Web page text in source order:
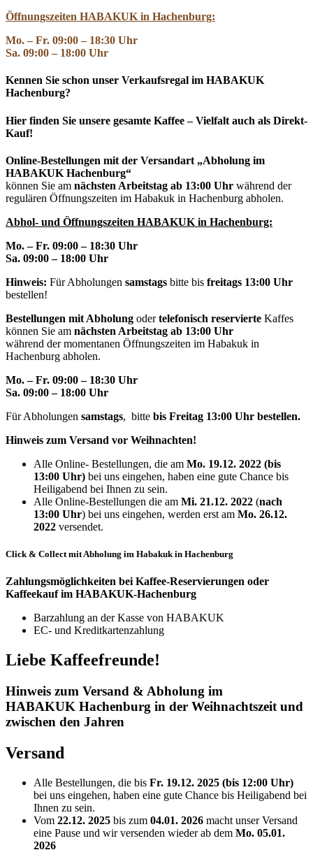
Öffnungszeiten HABAKUK in Hachenburg:
Mo. – Fr. 09:00 – 18:30 Uhr
Sa. 09:00 – 18:00 Uhr
Kennen Sie schon unser Verkaufsregal im HABAKUK
Hachenburg?
Hier finden Sie unsere gesamte Kaffee – Vielfalt auch als Direkt-
Kauf!
Online-Bestellungen mit der Versandart „Abholung im
HABAKUK Hachenburg“
können Sie am nächsten Arbeitstag ab 13:00 Uhr während der
regulären Öffnungszeiten im Habakuk in Hachenburg abholen.
Abhol- und Öffnungszeiten HABAKUK in Hachenburg:
Mo. – Fr. 09:00 – 18:30 Uhr
Sa. 09:00 – 18:00 Uhr
Hinweis: Für Abholungen samstags bitte bis freitags 13:00 Uhr
bestellen!
Bestellungen mit Abholung odertelefonisch reservierte Kaffes
können Sie am nächsten Arbeitstag ab 13:00 Uhr
während der momentanen Öffnungszeiten im Habakuk in
Hachenburg abholen.
Mo. – Fr. 09:00 – 18:30 Uhr
Sa. 09:00 – 18:00 Uhr
Für Abholungen samstags, bitte bis Freitag 13:00 Uhr bestellen.
Hinweis zum Versand vor Weihnachten!
Alle Online- Bestellungen, die am Mo. 19.12. 2022 (bis
13:00 Uhr) bei uns eingehen, haben eine gute Chance bis
Heiligabend bei Ihnen zu sein.
Alle Online-Bestellungen die am Mi. 21.12. 2022 (nach
13:00 Uhr) bei uns eingehen, werden erst am Mo. 26.12.
2022 versendet.
Click & Collect mit Abholung im Habakuk in Hachenburg
Zahlungsmöglichkeiten bei Kaffee-Reservierungen oder
Kaffeekauf im HABAKUK-Hachenburg
Barzahlung an der Kasse von HABAKUK
EC- und Kreditkartenzahlung
Liebe Kaffeefreunde!
Hinweis zum Versand & Abholung im
HABAKUK Hachenburg in der Weihnachtszeit und
zwischen den Jahren
Versand
Alle Bestellungen, die bis Fr. 19.12. 2025 (bis 12:00 Uhr)
bei uns eingehen, haben eine gute Chance bis Heiligabend bei
Ihnen zu sein.
Vom 22.12. 2025 bis zum 04.01. 2026 macht unser Versand
eine Pause und wir versenden wieder ab dem Mo. 05.01.
2026